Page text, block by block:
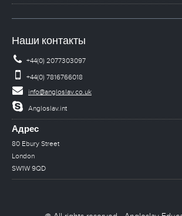
Наши контакты
+44(0) 2077303097
+44(0) 7816766018
info@angloslav.co.uk
Angloslav.int
Адрес
80 Ebury Street
London
SW1W 9QD